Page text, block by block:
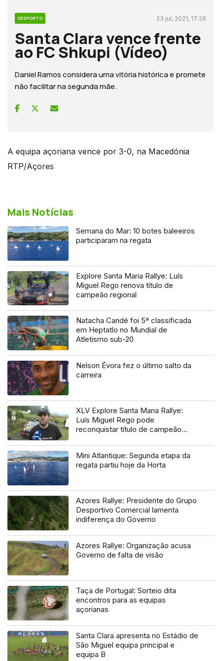
DESPORTO 23 jul, 2021, 17:26
Santa Clara vence frente
ao FC Shkupi (Vídeo)
Daniel Ramos considera uma vitória histórica e promete
não facilitar na segunda mãe.
A equipa açoriana vence por 3-0, na Macedónia
RTP/Açores
Mais Notícias
Semana do Mar: 10 botes baleeiros
participaram na regata
Explore Santa Maria Rallye: Luís
Miguel Rego renova título de
campeão regional
Natacha Candé foi 5ª classificada
em Heptatlo no Mundial de
Atletismo sub-20
Nelson Évora fez o último salto da
carreira
XLV Explore Santa Maria Rallye:
Luís Miguel Rego pode
reconquistar título de campeão
Mini Atlantique: Segunda etapa da
regata partiu hoje da Horta
Azores Rallye: Presidente do Grupo
Desportivo Comercial lamenta
indiferença do Governo
Azores Rallye: Organização acusa
Governo de falta de visão
Taça de Portugal: Sorteio dita
encontros para as equipas
açorianas
Santa Clara apresenta no Estádio de
São Miguel equipa principal e
equipa B